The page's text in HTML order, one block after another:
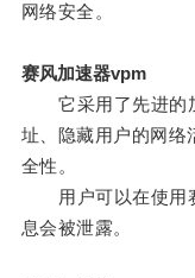
网络安全。
赛风加速器vpm
它采用了先进的
址、隐藏用户的网络
全性。
用户可以在使用赛
息会被泄露。